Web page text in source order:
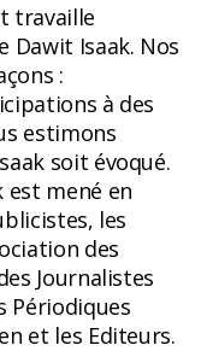
travaille
Isaak. Nos
:
à des
estimons
soit évoqué.
mené en
les
des
Journalistes
Périodiques
et les Editeurs.